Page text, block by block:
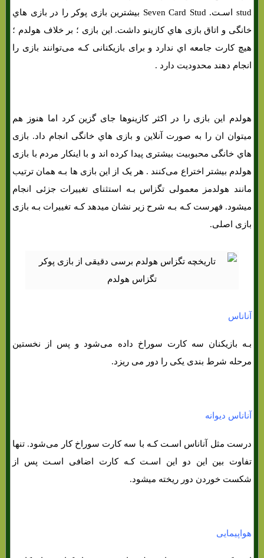
stud اسـت. Seven Card Stud بیشترین بازی پوکر را در بازی هاي‌
خانگی و اتاق بازی هاي‌ کازینو داشت. این بازی ؛ بر خلاف هولدم ؛
هیچ کارت جامعه اي ندارد و برای بازیکنانی کـه می‌توانند بازی را
انجام دهند محدودیت دارد .
هولدم این بازی را در اکثر کازینوها جای گزین کرد اما هنوز هم
میتوان ان را به‌ صورت آنلاین و بازی هاي‌ خانگی انجام داد. بازی
هاي‌ خانگی محبوبیت بیشتری پیدا کرده اند و با اینکار مردم با بازی
هولدم بیشتر اختراع می‌کنند . هر یک از این بازی ها بـه همان ترتیب
مانند هولدمز معمولی تگزاس بـه استثنای تغییرات جزئی انجام
میشود. فهرست کـه بـه شرح زیر نشان میدهد کـه تغییرات بـه بازی
بازی اصلی.
آناناس
بـه بازیکنان سه کارت سوراخ داده می‌شود و پس از نخستین
مرحله شرط بندی یکی را دور می ریزد.
آناناس دیوانه
درست مثل آناناس اسـت کـه با سه کارت سوراخ کار می‌شود. تنها
تفاوت بین این دو این اسـت کـه کارت اضافی اسـت پس از
شکست خوردن دور ریخته میشود.
هواپیمایی